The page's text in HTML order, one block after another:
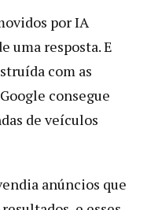
por IA
uma resposta. E
com as
consegue
de veículos
anúncios que